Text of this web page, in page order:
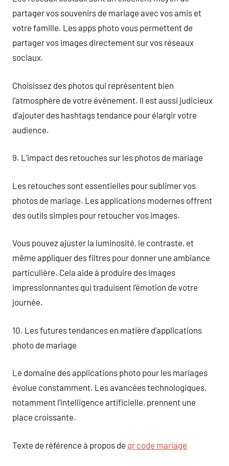
partager vos souvenirs de mariage avec vos amis et
votre famille. Les apps photo vous permettent de
partager vos images directement sur vos réseaux
sociaux.
Choisissez des photos qui représentent bien
l’atmosphère de votre événement. Il est aussi judicieux
d’ajouter des hashtags tendance pour élargir votre
audience.
9. L’impact des retouches sur les photos de mariage
Les retouches sont essentielles pour sublimer vos
photos de mariage. Les applications modernes offrent
des outils simples pour retoucher vos images.
Vous pouvez ajuster la luminosité, le contraste, et
même appliquer des filtres pour donner une ambiance
particulière. Cela aide à produire des images
impressionnantes qui traduisent l’émotion de votre
journée.
10. Les futures tendances en matière d’applications
photo de mariage
Le domaine des applications photo pour les mariages
évolue constamment. Les avancées technologiques,
notamment l’intelligence artificielle, prennent une
place croissante.
Texte de référence à propos de qr code mariage